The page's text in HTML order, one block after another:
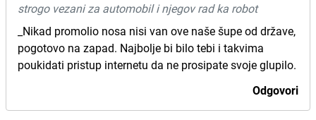
strogo vezani za automobil i njegov rad ka robot
_Nikad promolio nosa nisi van ove naše šupe od države,
pogotovo na zapad. Najbolje bi bilo tebi i takvima
poukidati pristup internetu da ne prosipate svoje glupilo.
Odgovori